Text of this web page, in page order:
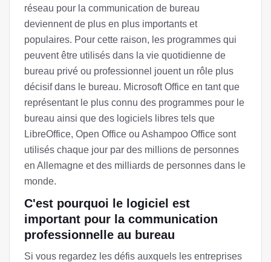
réseau pour la communication de bureau
deviennent de plus en plus importants et
populaires. Pour cette raison, les programmes qui
peuvent être utilisés dans la vie quotidienne de
bureau privé ou professionnel jouent un rôle plus
décisif dans le bureau. Microsoft Office en tant que
représentant le plus connu des programmes pour le
bureau ainsi que des logiciels libres tels que
LibreOffice, Open Office ou Ashampoo Office sont
utilisés chaque jour par des millions de personnes
en Allemagne et des milliards de personnes dans le
monde.
C'est pourquoi le logiciel est
important pour la communication
professionnelle au bureau
Si vous regardez les défis auxquels les entreprises